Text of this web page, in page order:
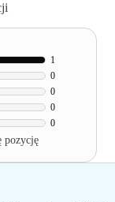
0
0
0
0
1
pozycję